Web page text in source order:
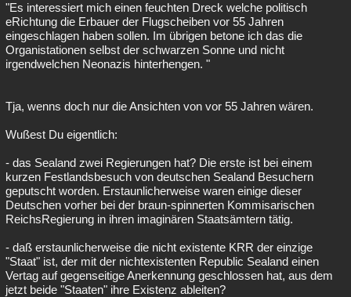
"Es interessiert mich einen feuchten Dreck welche politisch
eRichtung die Erbauer der Flugscheiben vor 55 Jahren
eingeschlagen haben sollen. Im übrigen betone ich das die
Organistationen selbst der schwarzen Sonne und nicht
irgendwelchen Neonazis hinterhengen. "
Tja, wenns doch nur die Ansichten von vor 55 Jahren wären.
Wußest Du eigentlich:
- das Sealand zwei Regierungen hat? Die erste ist bei einem
kurzen Festlandsbesuch von deutschen Sealand Besuchern
geputscht worden. Erstaunlicherweise waren einige dieser
Deutschen vorher bei der braun-spinnerten Kommisarischen
ReichsRegierung in ihren imaginären Staatsämtern tätig.
- daß erstaunlicherweise die nicht existente KRR der einzige
"Staat" ist, der mit der nichtexistenten Republic Sealand einen
Vertag auf gegenseitige Anerkennung geschlossen hat, aus dem
jetzt beide "Staaten" ihre Existenz ableiten?